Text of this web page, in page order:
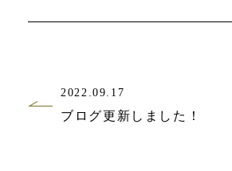
2022.09.17
ブログ更新しました！